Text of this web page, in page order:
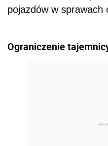
pojazdów w sprawach
Ograniczenie